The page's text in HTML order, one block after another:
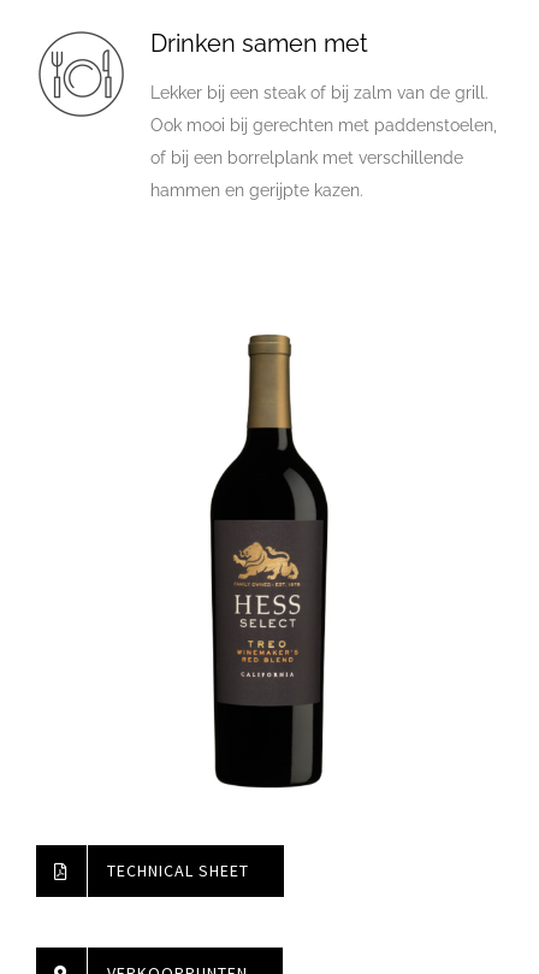
Drinken samen met
Lekker bij een steak of bij zalm van de grill.
Ook mooi bij gerechten met paddenstoelen,
of bij een borrelplank met verschillende
hammen en gerijpte kazen.
TECHNICAL SHEET